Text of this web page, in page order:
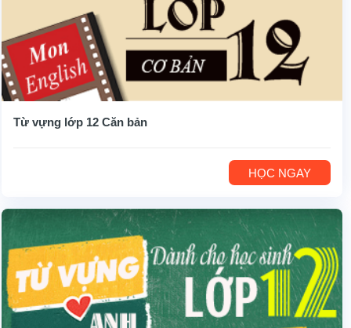
Từ vựng lớp 12 Căn bản
HỌC NGAY